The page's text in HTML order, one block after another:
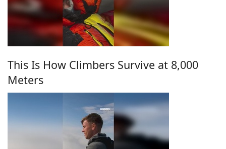
This Is How Climbers Survive at 8,000
Meters